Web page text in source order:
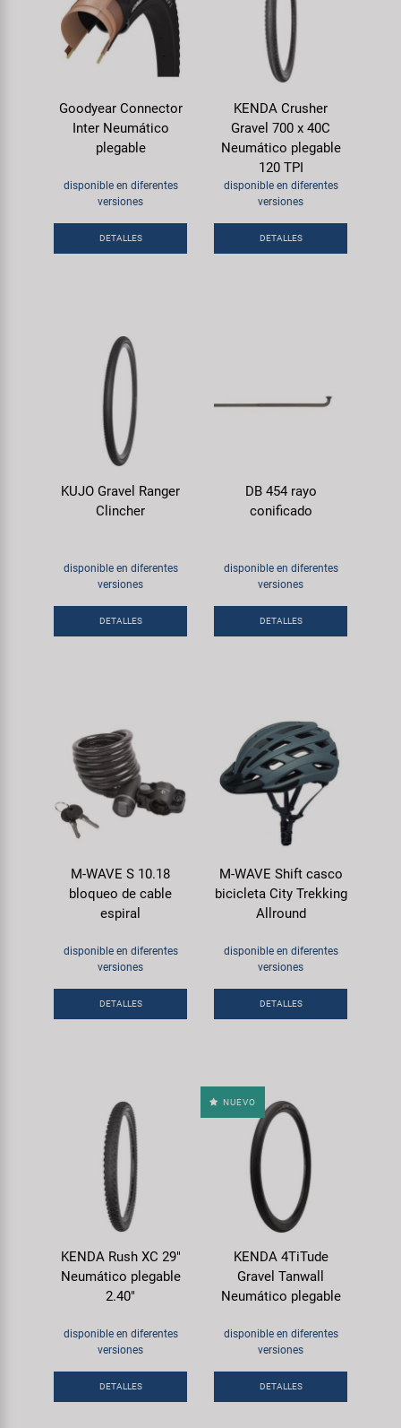
Goodyear Connector
Inter Neumático
plegable
disponible en diferentes
versiones
DETALLES
KENDA Crusher
Gravel 700 x 40C
Neumático plegable
120 TPI
disponible en diferentes
versiones
DETALLES
KUJO Gravel Ranger
Clincher
disponible en diferentes
versiones
DETALLES
DB 454 rayo
conificado
disponible en diferentes
versiones
DETALLES
M-WAVE S 10.18
bloqueo de cable
espiral
disponible en diferentes
versiones
DETALLES
M-WAVE Shift casco
bicicleta City Trekking
Allround
disponible en diferentes
versiones
DETALLES
KENDA Rush XC 29"
Neumático plegable
2.40"
disponible en diferentes
versiones
DETALLES
NUEVO
KENDA 4TiTude
Gravel Tanwall
Neumático plegable
disponible en diferentes
versiones
DETALLES